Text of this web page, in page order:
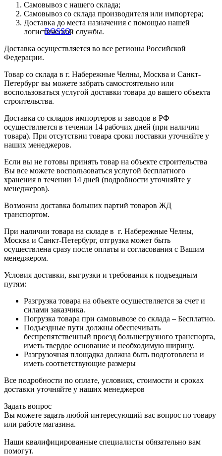
Самовывоз с нашего склада;
Самовывоз со склада производителя или импортера;
Доставка до места назначения с помощью нашей
логистической службы.
Доставка осуществляется во все регионы Российской
Федерации.
Товар со склада в г. Набережные Челны, Москва и Санкт-
Петербург вы можете забрать самостоятельно или
воспользоваться услугой доставки товара до вашего объекта
строительства.
Доставка со складов импортеров и заводов в РФ
осуществляется в течении 14 рабочих дней (при наличии
товара). При отсутствии товара сроки поставки уточняйте у
наших менеджеров.
Если вы не готовы принять товар на объекте строительства
Вы все можете воспользоваться услугой бесплатного
хранения в течении 14 дней (подробности уточняйте у
менеджеров).
Возможна доставка больших партий товаров ЖД
транспортом.
При наличии товара на складе в г. Набережные Челны,
Москва и Санкт-Петербург, отгрузка может быть
осуществлена сразу после оплаты и согласования с Вашим
менеджером.
Условия доставки, выгрузки и требования к подъездным
путям:
Разгрузка товара на объекте осуществляется за счет и
силами заказчика.
Погрузка товара при самовывозе со склада – Бесплатно.
Подъездные пути должны обеспечивать
беспрепятственный проезд большегрузного транспорта,
иметь твердое основание и необходимую ширину.
Разгрузочная площадка должна быть подготовлена и
иметь соответствующие размеры
Все подробности по оплате, условиях, стоимости и сроках
доставки уточняйте у наших менеджеров
Задать вопрос
Вы можете задать любой интересующий вас вопрос по товару
или работе магазина.
Наши квалифицированные специалисты обязательно вам
помогут.